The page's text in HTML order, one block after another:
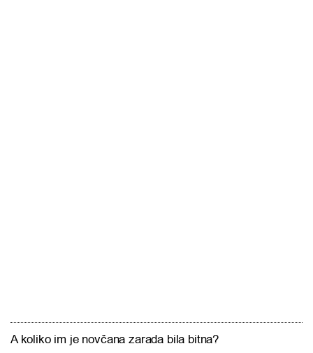
A koliko im je novčana zarada bila bitna?